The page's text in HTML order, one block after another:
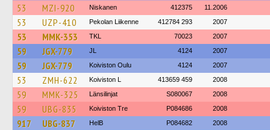
53 MZI-920 Niskanen 412375 11.2006
53 UZP-410 Pekolan Liikenne 412784 293 2007
53 MMK-353 TKL 70023 2007
59 JGX-779 JL 4124 2007
59 JGX-779 Koiviston Oulu 4124 2007
53 ZMH-622 Koiviston L 413659 459 2008
59 MMK-325 Länsilinjat S080067 2008
59 UBG-835 Koiviston Tre P084686 2008
917 UBG-837 HelB P084682 2008